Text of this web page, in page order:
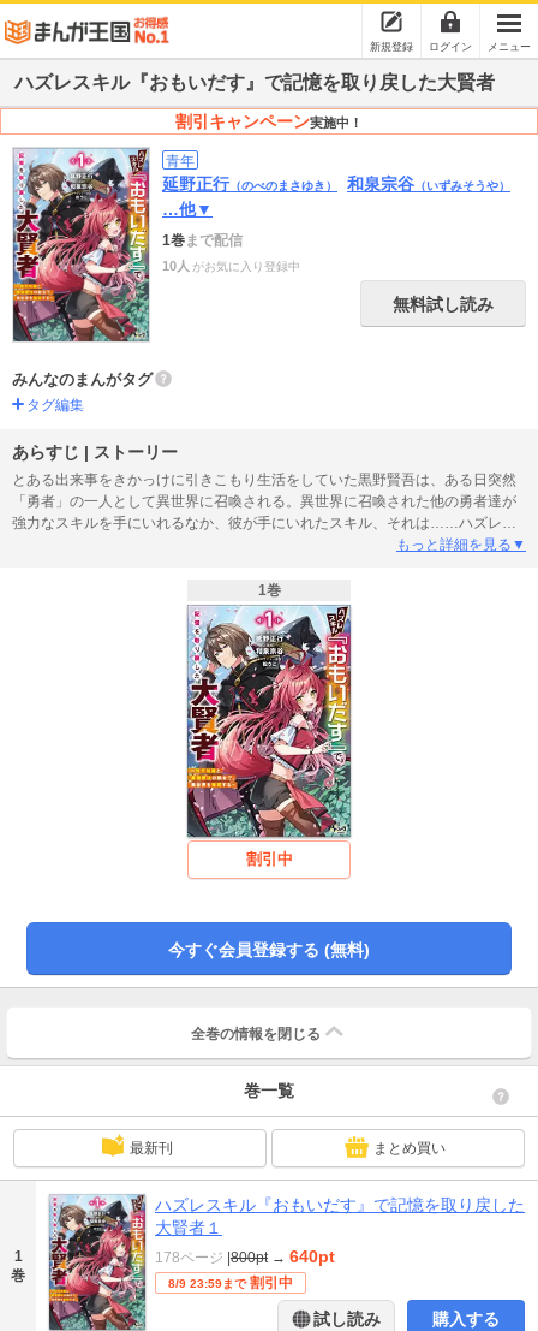
新規登録 ログイン メニュー
ハズレスキル『おもいだす』で記憶を取り戻した大賢者
割引キャンペーン実施中！
青年
延野正行（のべのまさゆき） 和泉宗谷 （いずみそうや）
…他▼
1巻まで配信
10人 がお気に入り登録中
無料試し読み
みんなのまんがタグ
タグ編集
あらすじ | ストーリー
とある出来事をきかっけに引きこもり生活をしていた黒野賢吾は、ある日突然
「勇者」の一人として異世界に召喚される。異世界に召喚された他の勇者達が
強力なスキルを手にいれるなか、彼が手にいれたスキル、それは……ハズレス
キル【おもいだす】だった。ハズレ勇者だと言われ見放された黒野は王宮から
――【おもいだす】スキルが発動。【おもいだす】によって、黒野は現代世界
に転生する以前にも前世があったこと、それが異世界で最強と称賛された大賢
者であったことを思い出し、窮地を脱する。黒野はスキル【おもいだす】の力
によって同じく記憶を取り戻した獣人ミィミを連れ、再び大賢者となるための
旅に出るのだがーー前世の記憶を持つ元大賢者の現代知識×異世界知識による英
もっと詳細を見る▼
1巻
割引中
今すぐ会員登録する (無料)
全巻の情報を 閉じる
巻一覧
最新刊 まとめ買い
1
巻
ハズレスキル『おもいだす』で記憶を取り戻した
大賢者１
178ページ |800pt → 640pt
8/9 23:59まで 割引中
試し読み 購入する